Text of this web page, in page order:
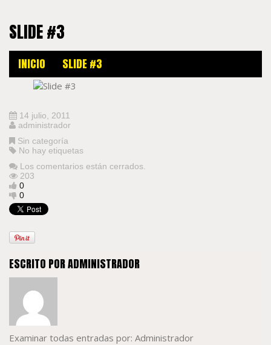
SLIDE #3
INICIO SLIDE #3
14 julio, 2011
administrador
Sin categoría
No hay etiquetas
Los comentarios están cerrados.
203
0
0
ESCRITO PORADMINISTRADOR
Examinar todas entradas por: Administrador